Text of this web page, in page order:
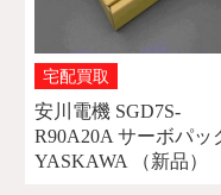
宅配買取
安川電機 SGD7S-
R90A20A サーボパッ
YASKAWA （新品）